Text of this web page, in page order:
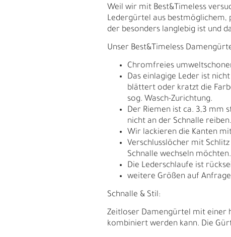
S Ä
Weil wir mit Best&Timeless
Ledergürtel aus
der besonders langlebig ist und
Unser Best&Timeless
Chromfreies
Das einlagige Leder ist
blättert oder kratzt die
sog. Wasch-Zurichtung.
Der Riemen ist ca. 3,3 mm
nicht an der Schnalle
Wir lackieren die Kanten
Verschlusslöcher mit
Schnalle wechseln möchten.
Die Lederschlaufe ist
weitere Größen auf
Schnalle & Stil:
Zeitloser Damengürtel mit einer
kombiniert werden kann. Die